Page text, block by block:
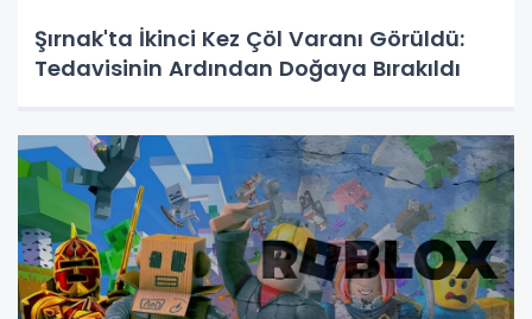
Şırnak'ta İkinci Kez Çöl Varanı Görüldü:
Tedavisinin Ardından Doğaya Bırakıldı